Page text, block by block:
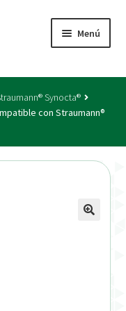
Menú
Synocta®
con Straumann®